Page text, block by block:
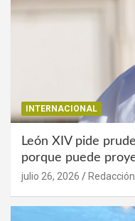
INTERNACIONAL
León XIV pide
porque puede
julio 26, 2026